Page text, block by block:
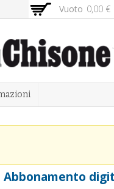
Vuoto 0,00 €
Abbonamento